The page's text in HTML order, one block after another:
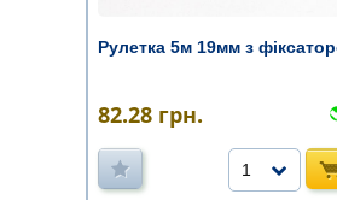
Рулетка 5м 19мм з
82.28 грн.
1